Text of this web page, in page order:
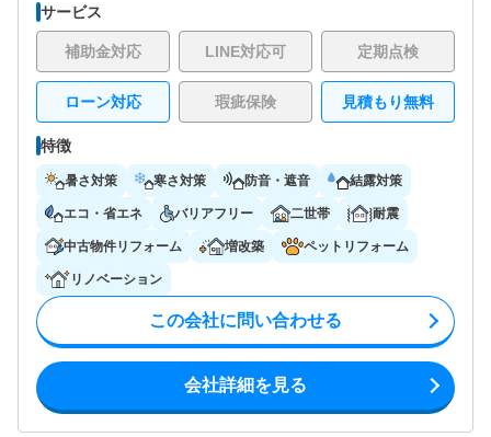
サービス
補助金対応 LINE対応可 定期点検
ローン対応 瑕疵保険 見積もり無料
特徴
暑さ対策 寒さ対策 防音・遮音 結露対策
エコ・省エネ バリアフリー 二世帯 耐震
中古物件リフォーム 増改築 ペットリフォーム
リノベーション
この会社に問い合わせる
会社詳細を見る